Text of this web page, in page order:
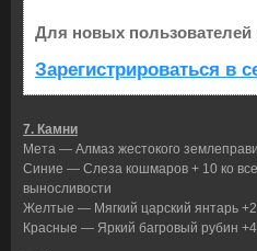
Для новых
Зарегистрироваться в
7. Камни
Мета — Алмаз жестокого
Синие — Слеза кошмаров + 10 ко
выносливости
Желтые — Мягкий царский янтарь
Красные — Яркий багровый рубин